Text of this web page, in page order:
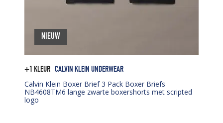
+1 KLEUR CALVIN KLEIN UNDERWEAR
Calvin Klein Boxer Brief 3 Pack Boxer Briefs
NB4608TM6 lange zwarte boxershorts met scripted
logo
NIEUW